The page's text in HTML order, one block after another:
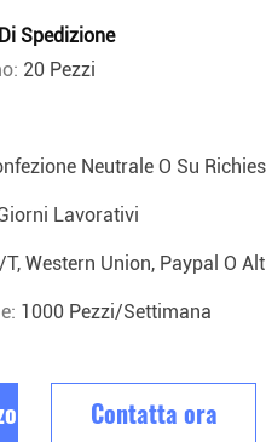
Spedizione
20 Pezzi
Neutrale O Su
Lavorativi
Western Union, Paypal O
1000 Pezzi/settimana
Contatta ora